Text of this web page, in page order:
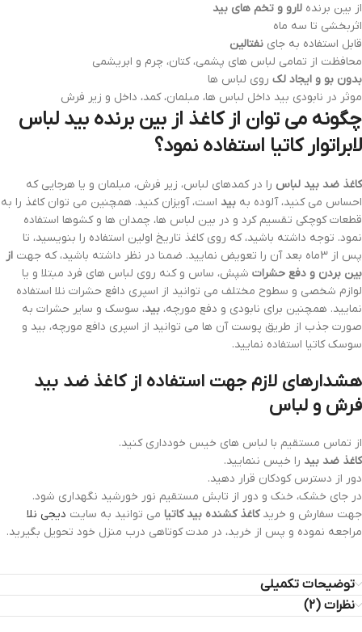
از بین برنده لارو و تخم های بید
اثربخشی تا سه ماه
قابل استفاده به جای نفتالین
محافظت از تمامی لباس های پشمی، کتان، چرم و ابریشمی
بدون بو و ایجاد لک روی لباس ها
موثر در نابودی بید داخل لباس ها، مبلمان، کمد، داخل و زیر فرش
چگونه می توان از کاغذ از بین برنده بید لباس
لابراتوار کاتیا استفاده نمود؟
کاغذ ضد بید لباس را در کمدهای لباس، زیر فرش، مبلمان و یا هرجایی که
احساس می کنید، آلوده به بید است، آویزان کنید. همچنین می توان کاغذ را به
قطعات کوچکی تقسیم کرد و در بین لباس ها، چمدان ها و کشوها استفاده
نمود. توجه داشته باشید، که روی کاغذ تاریخ اولین استفاده را بنویسید، تا
پس از 3ماه بعد آن را تعویض نمایید. ضمنا در نظر داشته باشید، که جهت
از
بین بردن و دفع حشرات شپش، ساس و کنه روی لباس های فرد مبتلا و یا
لوازم شخصی و سطوح مختلف می توانید از اسپری دافع حشرات نلا استفاده
نمایید. همچنین برای نابودی و دفع مورچه، بید، سوسک و سایر حشرات به
صورت جذب از طریق پوست آن ها می توانید از اسپری دافع مورچه، بید و
سوسک کاتیا استفاده نمایید.
هشدارهای لازم جهت استفاده از کاغذ ضد بید
فرش و لباس
از تماس مستقیم با لباس های خیس خودداری کنید.
کاغذ ضد بید را خیس ننمایید.
دور از دسترس کودکان قرار دهید.
در جای خشک، خنک و دور از تابش مستقیم نور خورشید نگهداری شود.
جهت سفارش و خریدکاغذ کشنده بید کاتیا می توانید به سایت دیجی نلا
مراجعه نموده و پس از خرید، در مدت کوتاهی درب منزل خود تحویل بگیرید.
توضیحات تکمیلی
نظرات (2)